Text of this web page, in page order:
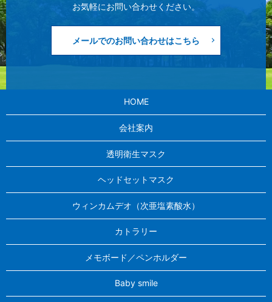
お気軽にお問い合わせください。
メールでのお問い合わせはこちら
HOME
会社案内
透明衛生マスク
ヘッドセットマスク
ウィンカムデオ（次亜塩素酸水）
カトラリー
メモボード／ペンホルダー
Baby smile